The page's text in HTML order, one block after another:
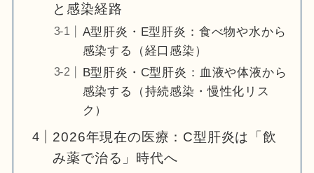
と感染経路
A型肝炎・E型肝炎：食べ物や水から
感染する（経口感染）
B型肝炎・C型肝炎：血液や体液から
感染する（持続感染・慢性化リス
ク）
2026年現在の医療：C型肝炎は「飲
み薬で治る」時代へ